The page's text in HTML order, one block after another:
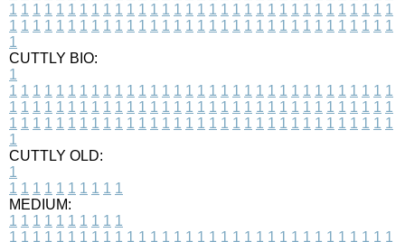
1 1 1 1 1 1 1 1 1 1 1 1 1 1 1 1 1 1 1 1 1 1 1 1 1 1 1 1 1 1 1 1 1
1 1 1 1 1 1 1 1 1 1 1 1 1 1 1 1 1 1 1 1 1 1 1 1 1 1 1 1 1 1 1 1 1
1
CUTTLY BIO:
1
1 1 1 1 1 1 1 1 1 1 1 1 1 1 1 1 1 1 1 1 1 1 1 1 1 1 1 1 1 1 1 1 1
1 1 1 1 1 1 1 1 1 1 1 1 1 1 1 1 1 1 1 1 1 1 1 1 1 1 1 1 1 1 1 1 1
1 1 1 1 1 1 1 1 1 1 1 1 1 1 1 1 1 1 1 1 1 1 1 1 1 1 1 1 1 1 1 1 1
1
CUTTLY OLD:
1
1 1 1 1 1 1 1 1 1 1
MEDIUM:
1 1 1 1 1 1 1 1 1 1
1 1 1 1 1 1 1 1 1 1 1 1 1 1 1 1 1 1 1 1 1 1 1 1 1 1 1 1 1 1 1 1 1